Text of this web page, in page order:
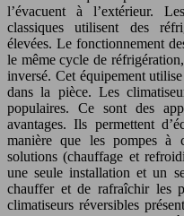
l’évacuent à l’extérieur.
classiques utilisent des
élevées. Le fonctionnement
le même cycle de
inversé. Cet équipement
dans la pièce. Les
populaires. Ce sont des
avantages. Ils permettent
manière que les pompes à
solutions (chauffage et
une seule installation et un
chauffer et de rafraîchir les
climatiseurs réversibles